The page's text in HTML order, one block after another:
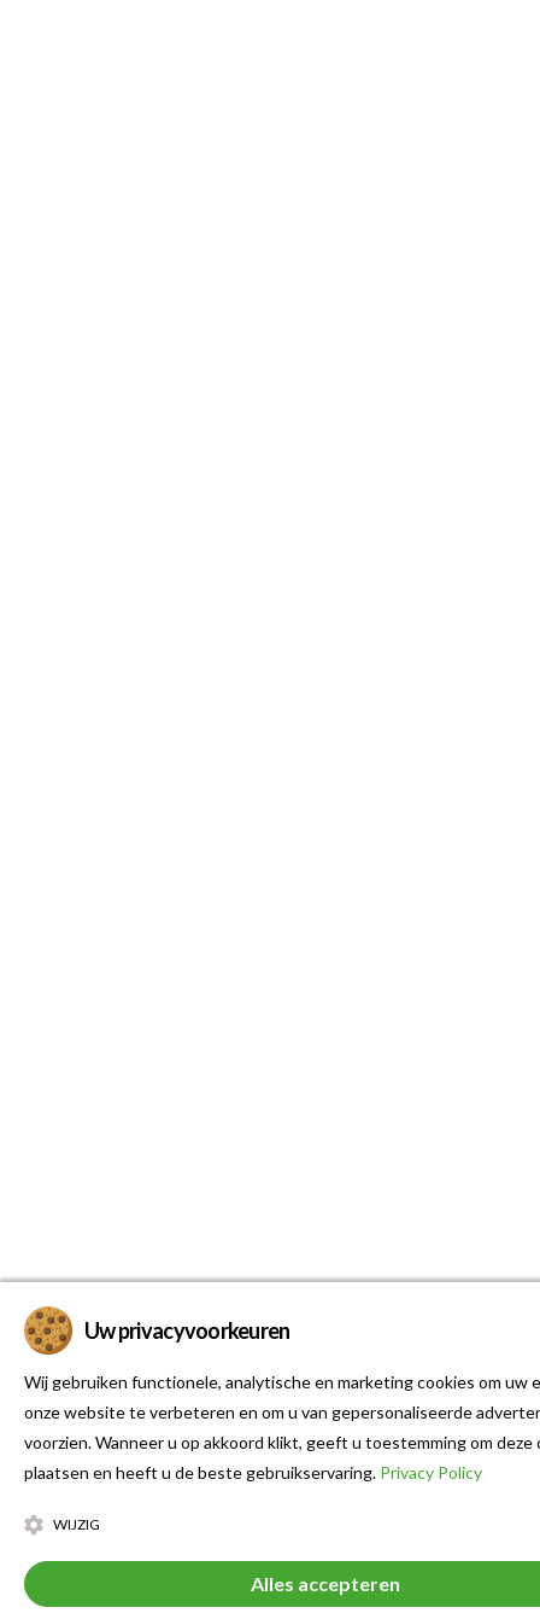
Uw privacyvoorkeuren
Wij gebruiken functionele, analytische en marketing cookies om uw
onze website te verbeteren en om u van gepersonaliseerde
voorzien. Wanneer u op akkoord klikt, geeft u toestemming om deze
plaatsen en heeft u de beste gebruikservaring. Privacy Policy
WIJZIG
Alles accepteren